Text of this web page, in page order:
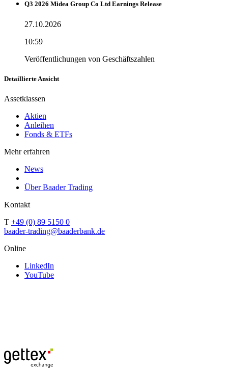
Q3 2026 Midea Group Co Ltd Earnings Release
27.10.2026
10:59
Veröffentlichungen von Geschäftszahlen
Detaillierte Ansicht
Assetklassen
Aktien
Anleihen
Fonds & ETFs
Mehr erfahren
News
Über Baader Trading
Kontakt
T +49 (0) 89 5150 0
baader-trading@baaderbank.de
Online
LinkedIn
YouTube